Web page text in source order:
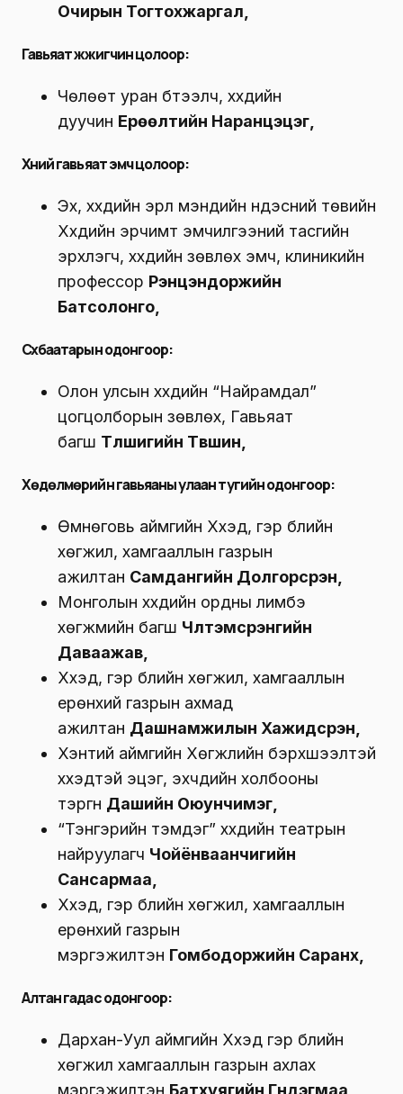
Очирын Тогтохжаргал,
Гавьяат жүжигчин цолоор:
Чөлөөт уран бүтээлч, хүүхдийн
дуучин Ерөөлтийн Наранцэцэг,
Хүний гавьяат эмч цолоор:
Эх, хүүхдийн эрүүл мэндийн үндэсний төвийн
Хүүхдийн эрчимт эмчилгээний тасгийн
эрхлэгч, хүүхдийн зөвлөх эмч, клиникийн
профессор Рэнцэндоржийн
Батсолонго,
Сүхбаатарын одонгоор:
Олон улсын хүүхдийн “Найрамдал”
цогцолборын зөвлөх, Гавьяат
багш Түлшигийн Түвшин,
Хөдөлмөрийн гавьяаны улаан тугийн одонгоор:
Өмнөговь аймгийн Хүүхэд, гэр бүлийн
хөгжил, хамгааллын газрын
ажилтан Самдангийн Долгорсүрэн,
Монголын хүүхдийн ордны лимбэ
хөгжмийн багш Чүлтэмсүрэнгийн
Даваажав,
Хүүхэд, гэр бүлийн хөгжил, хамгааллын
ерөнхий газрын ахмад
ажилтан Дашнамжилын Хажидсүрэн,
Хэнтий аймгийн Хөгжлийн бэрхшээлтэй
хүүхэдтэй эцэг, эхчүүдийн холбооны
тэргүүн Дашийн Оюунчимэг,
“Тэнгэрийн тэмдэг” хүүхдийн театрын
найруулагч Чойёнваанчигийн
Сансармаа,
Хүүхэд, гэр бүлийн хөгжил, хамгааллын
ерөнхий газрын
мэргэжилтэн Гомбодоржийн Саранхүү,
Алтан гадас одонгоор:
Дархан-Уул аймгийн Хүүхэд гэр бүлийн
хөгжил хамгааллын газрын ахлах
мэргэжилтэн Батхуягийн Гүндэгмаа,